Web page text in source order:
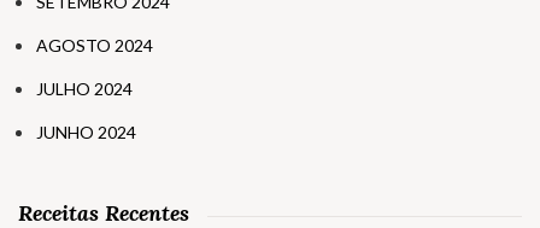
AGOSTO 2024
JULHO 2024
JUNHO 2024
Receitas Recentes